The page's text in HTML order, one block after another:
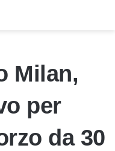
Milan,
per
da 30